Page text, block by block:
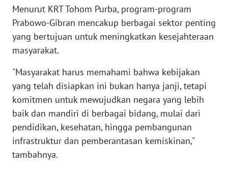
Menurut KRT Tohom Purba, program-program
Prabowo-Gibran mencakup berbagai sektor penting
yang bertujuan untuk meningkatkan kesejahteraan
masyarakat.
"Masyarakat harus memahami bahwa kebijakan
yang telah disiapkan ini bukan hanya janji, tetapi
komitmen untuk mewujudkan negara yang lebih
baik dan mandiri di berbagai bidang, mulai dari
pendidikan, kesehatan, hingga pembangunan
infrastruktur dan pemberantasan kemiskinan,"
tambahnya.
SUMSEL
BENGKULU
WN
LAMPUNG
WN
JATENG